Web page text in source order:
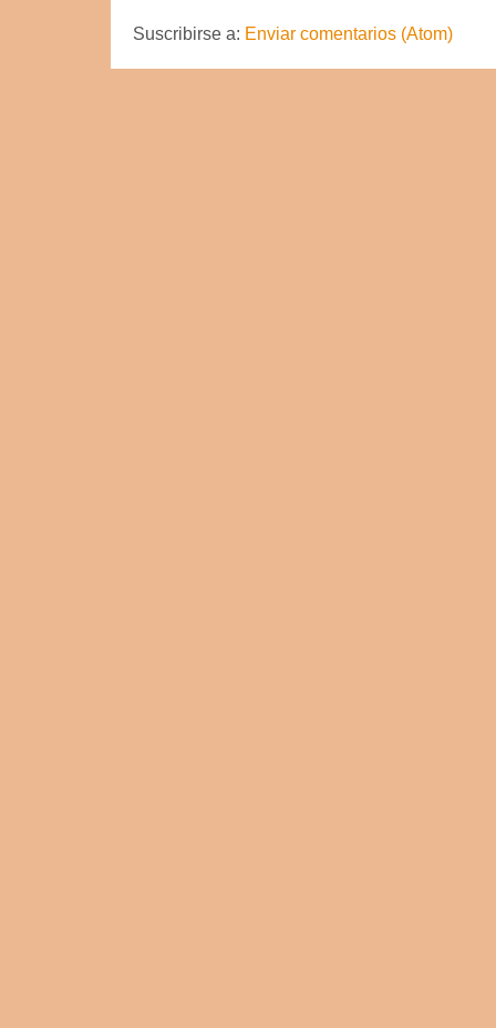
Suscribirse a: Enviar comentarios (Atom)